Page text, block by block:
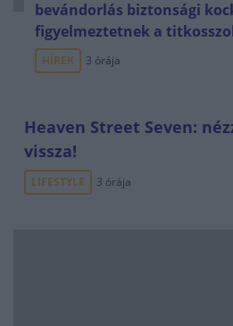
bevándorlás biztonsági
figyelmeztetnek a
HÍREK 3 órája
Heaven Street Seven:
vissza!
LIFESTYLE 3 órája